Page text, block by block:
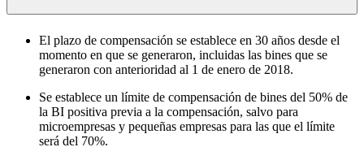
El plazo de compensación se establece en 30 años desde el
momento en que se generaron, incluidas las bines que se
generaron con anterioridad al 1 de enero de 2018.
Se establece un límite de compensación de bines del 50% de
la BI positiva previa a la compensación, salvo para
microempresas y pequeñas empresas para las que el límite
será del 70%.